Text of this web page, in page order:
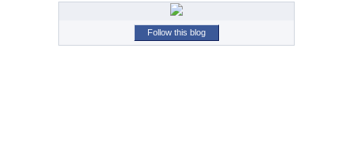
Follow this blog